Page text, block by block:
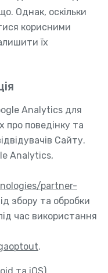
Однак, оскільки
корисними
їх
Analytics для
про поведінку та
Сайту.
Analytics,
partner-
збору та обробки
час використання
.